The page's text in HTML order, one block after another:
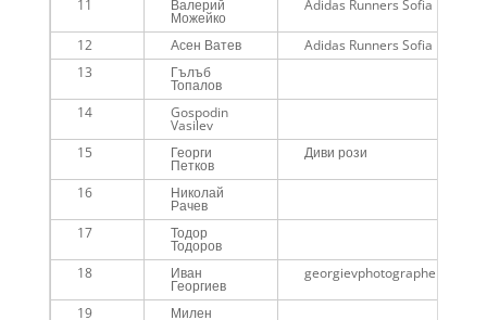
11 Валерий
Можейко
Adidas Runners Sofia
12 Асен Ватев
Adidas Runners Sofia
13
Гълъб
Топалов
14
Gospodin
Vasilev
15
Георги
Петков
Диви рози
16 Николай
Рачев
17
Тодор
Тодоров
18
Иван
Георгиев
georgievphotographer.com
19 Милен